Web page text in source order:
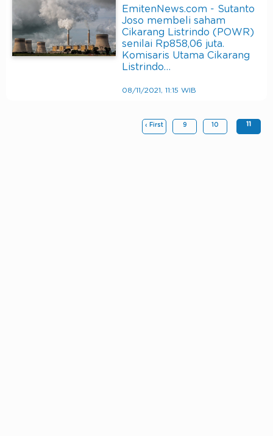
EmitenNews.com - Sutanto
Joso membeli saham
Cikarang Listrindo (POWR)
senilai Rp858,06 juta.
Komisaris Utama Cikarang
Listrindo…
08/11/2021, 11:15 WIB
‹ First 9 10 11